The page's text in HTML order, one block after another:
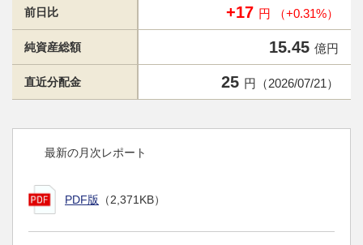
前日比 +17 円 （+0.31%）
純資産総額 15.45 億円
直近分配金 25 円（2026/07/21）
最新の月次レポート
PDF版 （2,371KB）